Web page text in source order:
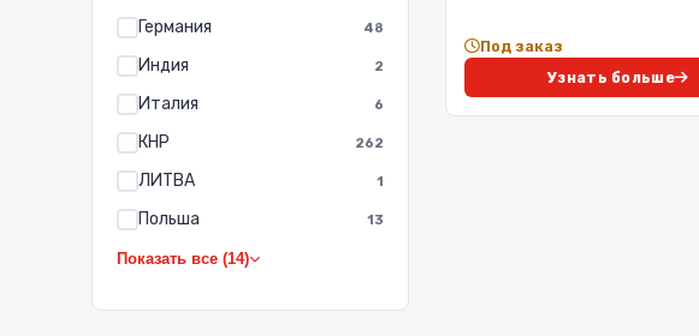
Германия 48
Индия 2
Италия 6
КНР 262
ЛИТВА 1
Польша 13
Показать все (14)
Под заказ
Узнать больше